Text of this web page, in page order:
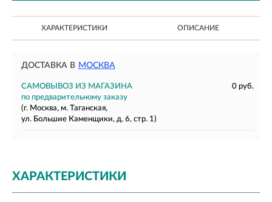
ХАРАКТЕРИСТИКИ ОПИСАНИЕ
ДОСТАВКА В МОСКВА
САМОВЫВОЗ ИЗ МАГАЗИНА
0 руб.
по предварительному заказу
(г. Москва, м. Таганская,
ул. Большие Каменщики, д. 6, стр. 1)
ХАРАКТЕРИСТИКИ